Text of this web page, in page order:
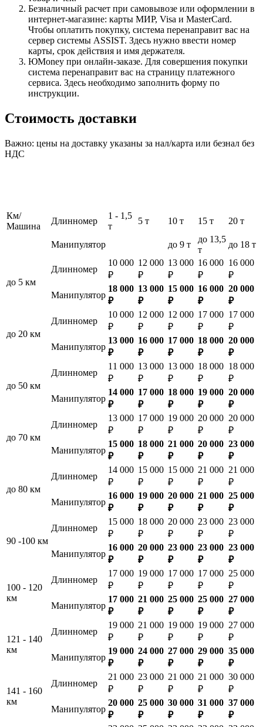
Безналичный расчет при самовывозе или оформлении в
интернет-магазине: карты МИР, Visa и MasterCard.
Чтобы оплатить покупку, система перенаправит вас на
сервер системы ASSIST. Здесь нужно ввести номер
карты, срок действия и имя держателя.
ЮMoney при онлайн-заказе. Для совершения покупки
система перенаправит вас на страницу платежного
сервиса. Здесь необходимо заполнить форму по
инструкции.
Стоимость доставки
Важно: цены на доставку указаны за нал/карта или безнал без
НДС
Км/
Машина
Длинномер
1 - 1,5
т
5 т 10 т 15 т 20 т
Манипулятор до 9 т
до 13,5
т
до 18 т
до 5 км
Длинномер
10 000
₽
12 000
₽
13 000
₽
16 000
₽
16 000
₽
Манипулятор
18 000
₽
13 000
₽
15 000
₽
16 000
₽
20 000
₽
до 20 км
Длинномер
10 000
₽
12 000
₽
12 000
₽
17 000
₽
17 000
₽
Манипулятор
13 000
₽
16 000
₽
17 000
₽
18 000
₽
20 000
₽
до 50 км
Длинномер
11 000
₽
13 000
₽
13 000
₽
18 000
₽
18 000
₽
Манипулятор
14 000
₽
17 000
₽
18 000
₽
19 000
₽
20 000
₽
до 70 км
Длинномер
13 000
₽
17 000
₽
19 000
₽
20 000
₽
20 000
₽
Манипулятор
15 000
₽
18 000
₽
21 000
₽
20 000
₽
23 000
₽
до 80 км
Длинномер
14 000
₽
15 000
₽
15 000
₽
21 000
₽
21 000
₽
Манипулятор
16 000
₽
19 000
₽
20 000
₽
21 000
₽
25 000
₽
90 -100 км
Длинномер
15 000
₽
18 000
₽
20 000
₽
23 000
₽
23 000
₽
Манипулятор
16 000
₽
20 000
₽
23 000
₽
23 000
₽
23 000
₽
100 - 120
км
Длинномер
17 000
₽
19 000
₽
17 000
₽
17 000
₽
25 000
₽
Манипулятор
17 000
₽
21 000
₽
25 000
₽
25 000
₽
27 000
₽
121 - 140
км
Длинномер
19 000
₽
21 000
₽
19 000
₽
19 000
₽
27 000
₽
Манипулятор
19 000
₽
24 000
₽
27 000
₽
29 000
₽
35 000
₽
141 - 160
км
Длинномер
21 000
₽
23 000
₽
21 000
₽
21 000
₽
30 000
₽
Манипулятор
20 000
₽
25 000
₽
30 000
₽
31 000
₽
37 000
₽